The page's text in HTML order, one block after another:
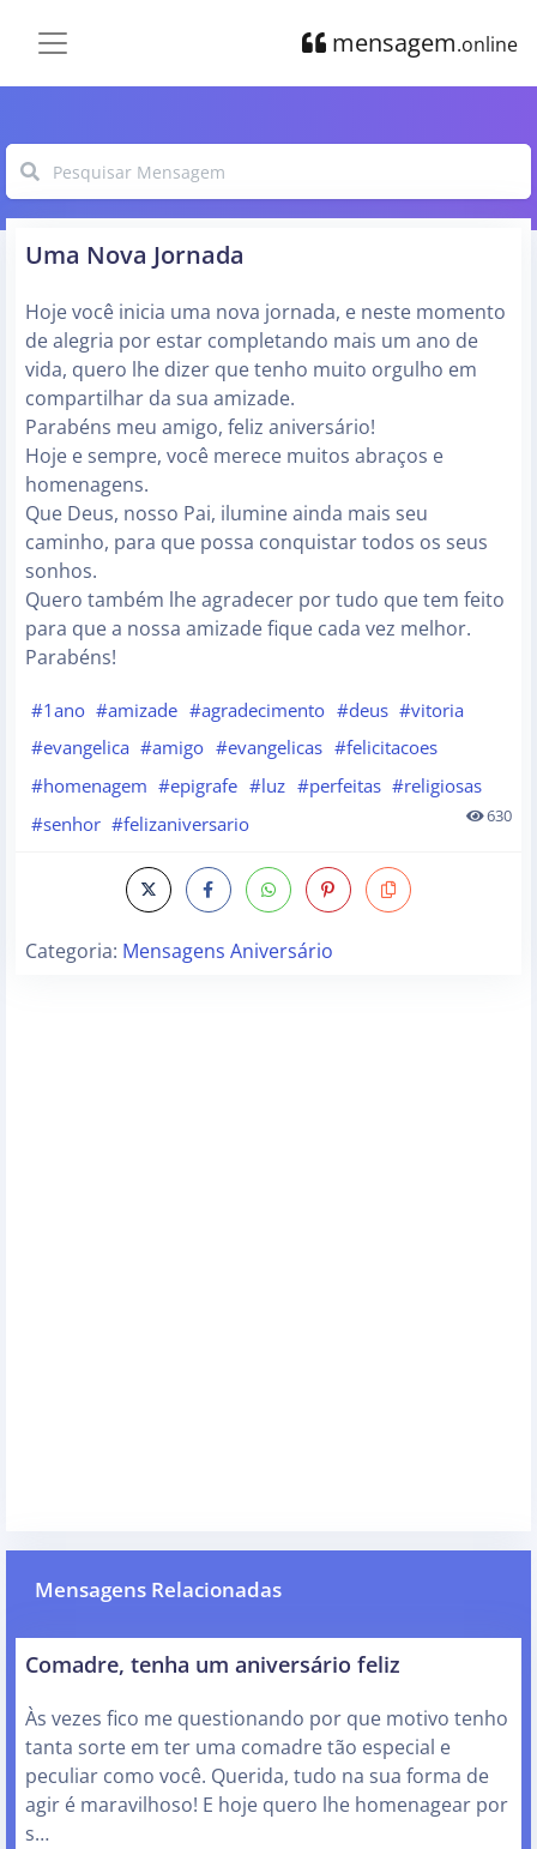
mensagem.online
Uma Nova Jornada
Hoje você inicia uma nova jornada, e neste momento
de alegria por estar completando mais um ano de
vida, quero lhe dizer que tenho muito orgulho em
compartilhar da sua amizade.
Parabéns meu amigo, feliz aniversário!
Hoje e sempre, você merece muitos abraços e
homenagens.
Que Deus, nosso Pai, ilumine ainda mais seu
caminho, para que possa conquistar todos os seus
sonhos.
Quero também lhe agradecer por tudo que tem feito
para que a nossa amizade fique cada vez melhor.
Parabéns!
#1ano #amizade #agradecimento #deus #vitoria
#evangelica #amigo #evangelicas #felicitacoes
#homenagem #epigrafe #luz #perfeitas #religiosas
#senhor #felizaniversario 630
Categoria: Mensagens Aniversário
Mensagens Relacionadas
Comadre, tenha um aniversário feliz
Às vezes fico me questionando por que motivo tenho
tanta sorte em ter uma comadre tão especial e
peculiar como você. Querida, tudo na sua forma de
agir é maravilhoso! E hoje quero lhe homenagear por
s…